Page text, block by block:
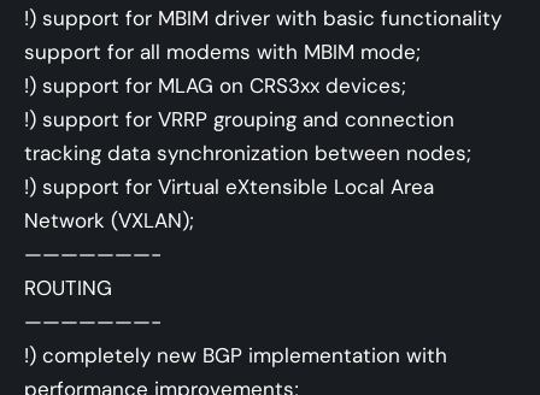
!) support for MBIM driver with basic functionality
support for all modems with MBIM mode;
!) support for MLAG on CRS3xx devices;
!) support for VRRP grouping and connection
tracking data synchronization between nodes;
!) support for Virtual eXtensible Local Area
Network (VXLAN);
———————-
ROUTING
———————-
!) completely new BGP implementation with
performance improvements;